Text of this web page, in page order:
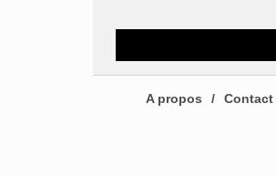
A propos Contact